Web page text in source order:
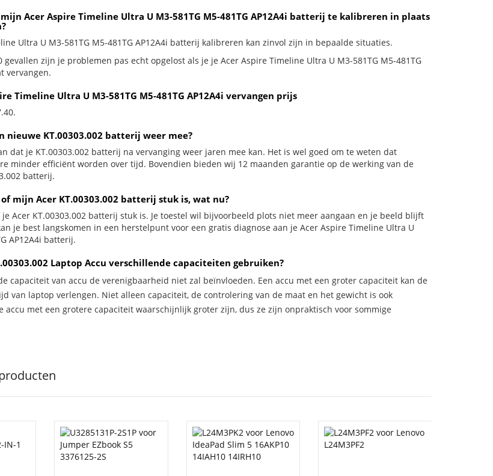
Acer Aspire Timeline Ultra U M3-581TG M5-481TG AP12A4i batterij te kalibreren in plaats
Ultra U M3-581TG M5-481TG AP12A4i batterij kalibreren kan zinvol zijn in bepaalde situaties.
gevallen zijn je problemen pas echt opgelost als je je Acer Aspire Timeline Ultra U M3-581TG M5-481TG
vervangen.
Timeline Ultra U M3-581TG M5-481TG AP12A4i vervangen prijs
nieuwe KT.00303.002 batterij weer mee?
dat je KT.00303.002 batterij na vervanging weer jaren mee kan. Het is wel goed om te weten dat
minder efficiënt worden over tijd. Bovendien bieden wij 12 maanden garantie op de werking van de
batterij.
mijn Acer KT.00303.002 batterij stuk is, wat nu?
Acer KT.00303.002 batterij stuk is. Je toestel wil bijvoorbeeld plots niet meer aangaan en je beeld blijft
je best langskomen in een herstelpunt voor een gratis diagnose aan je Acer Aspire Timeline Ultra U
AP12A4i batterij.
Laptop Accu verschillende capaciteiten gebruiken?
capaciteit van accu de verenigbaarheid niet zal beïnvloeden. Een accu met een groter capaciteit kan de
van laptop verlengen. Niet alleen capaciteit, de controlering van de maat en het gewicht is ook
accu met een grotere capaciteit waarschijnlijk groter zijn, dus ze zijn onpraktisch voor sommige